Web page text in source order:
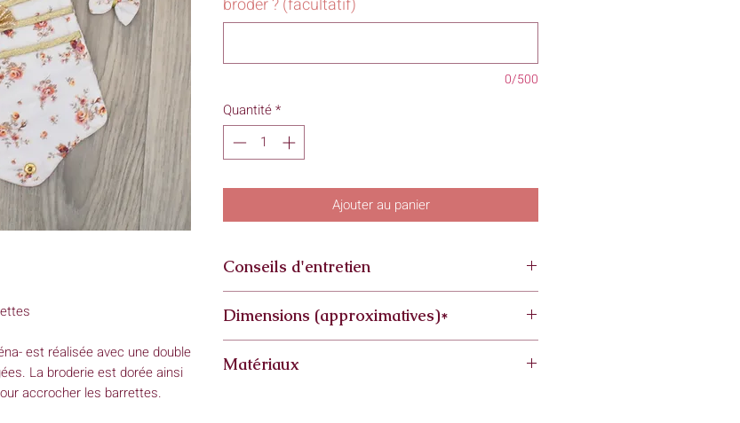
est réalisée avec une double
La broderie est dorée ainsi
accrocher les barrettes.
broder ? (facultatif)
0/500
Quantité*
Ajouter au panier
Conseils d'entretien
Essorage : Doux
Dimensions (approximatives)*
Largeur : 17cm
Matériaux